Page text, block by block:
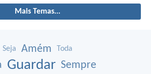
Mais Temas...
Seja Amém Toda
Guardar Sempre